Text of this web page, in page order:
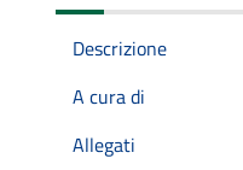
Descrizione
A cura di
Allegati